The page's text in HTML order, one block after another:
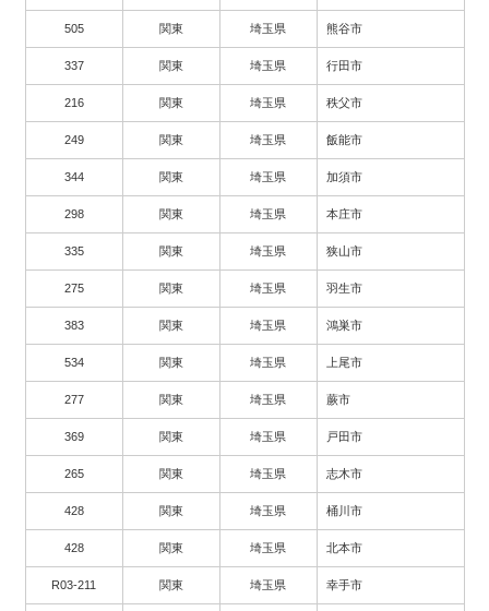
505 関東 埼玉県 熊谷市
337 関東 埼玉県 行田市
216 関東 埼玉県 秩父市
249 関東 埼玉県 飯能市
344 関東 埼玉県 加須市
298 関東 埼玉県 本庄市
335 関東 埼玉県 狭山市
275 関東 埼玉県 羽生市
383 関東 埼玉県 鴻巣市
534 関東 埼玉県 上尾市
277 関東 埼玉県 蕨市
369 関東 埼玉県 戸田市
265 関東 埼玉県 志木市
428 関東 埼玉県 桶川市
428 関東 埼玉県 北本市
R03-211 関東 埼玉県 幸手市